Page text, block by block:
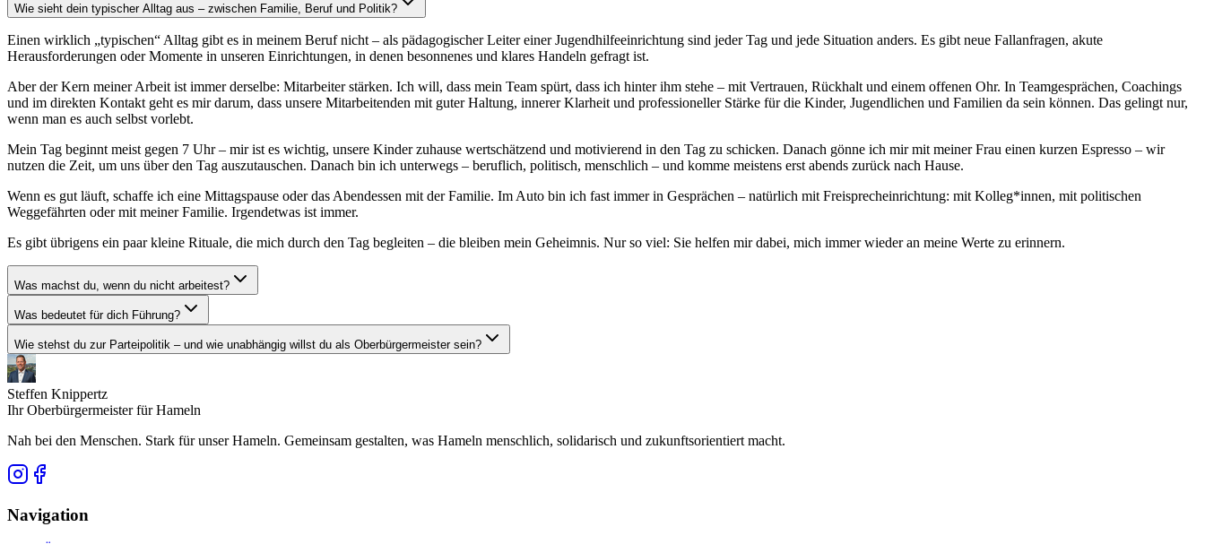
Wie sieht dein typischer Alltag aus – zwischen Familie, Beruf und Politik?
Einen wirklich „typischen“ Alltag gibt es in meinem Beruf nicht – als pädagogischer Leiter einer Jugendhilfeeinrichtung sind jeder Tag und jede Situation anders. Es gibt neue Fallanfragen, akute
Herausforderungen oder Momente in unseren Einrichtungen, in denen besonnenes und klares Handeln gefragt ist.
Aber der Kern meiner Arbeit ist immer derselbe: Mitarbeiter stärken. Ich will, dass mein Team spürt, dass ich hinter ihm stehe – mit Vertrauen, Rückhalt und einem offenen Ohr. In Teamgesprächen, Coachings
und im direkten Kontakt geht es mir darum, dass unsere Mitarbeitenden mit guter Haltung, innerer Klarheit und professioneller Stärke für die Kinder, Jugendlichen und Familien da sein können. Das gelingt nur,
wenn man es auch selbst vorlebt.
Mein Tag beginnt meist gegen 7 Uhr – mir ist es wichtig, unsere Kinder zuhause wertschätzend und motivierend in den Tag zu schicken. Danach gönne ich mir mit meiner Frau einen kurzen Espresso – wir
nutzen die Zeit, um uns über den Tag auszutauschen. Danach bin ich unterwegs – beruflich, politisch, menschlich – und komme meistens erst abends zurück nach Hause.
Wenn es gut läuft, schaffe ich eine Mittagspause oder das Abendessen mit der Familie. Im Auto bin ich fast immer in Gesprächen – natürlich mit Freisprecheinrichtung: mit Kolleg*innen, mit politischen
Weggefährten oder mit meiner Familie. Irgendetwas ist immer.
Es gibt übrigens ein paar kleine Rituale, die mich durch den Tag begleiten – die bleiben mein Geheimnis. Nur so viel: Sie helfen mir dabei, mich immer wieder an meine Werte zu erinnern.
Was machst du, wenn du nicht arbeitest?
Was bedeutet für dich Führung?
Wie stehst du zur Parteipolitik – und wie unabhängig willst du als Oberbürgermeister sein?
Steffen Knippertz
Ihr Oberbürgermeister für Hameln
Nah bei den Menschen. Stark für unser Hameln. Gemeinsam gestalten, was Hameln menschlich, solidarisch und zukunftsorientiert macht.
Navigation